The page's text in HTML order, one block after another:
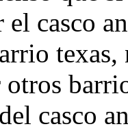
casco
casco